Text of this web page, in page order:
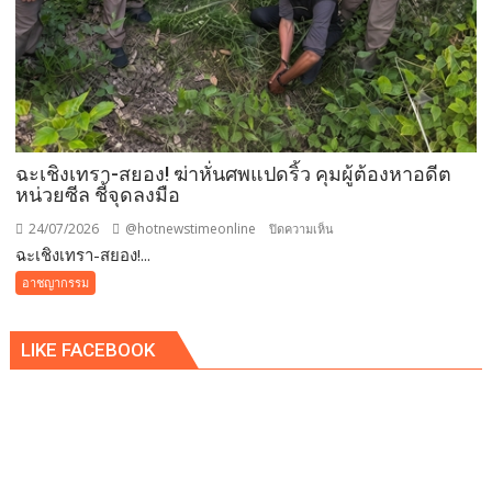
ฉะเชิงเทรา-สยอง! ฆ่าหั่นศพแปดริ้ว คุมผู้ต้องหาอดีต
หน่วยซีล ชี้จุดลงมือ
24/07/2026 @hotnewstimeonline ปิดความเห็น
แปดริ้ว
ฉะเชิงเทรา-สยอง!...
อาชญากรรม
LIKE FACEBOOK